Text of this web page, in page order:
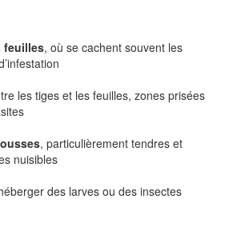
feuilles, où se cachent souvent les
les tiges et les feuilles, zones prisées
, particulièrement tendres et
nuisibles
des larves ou des insectes